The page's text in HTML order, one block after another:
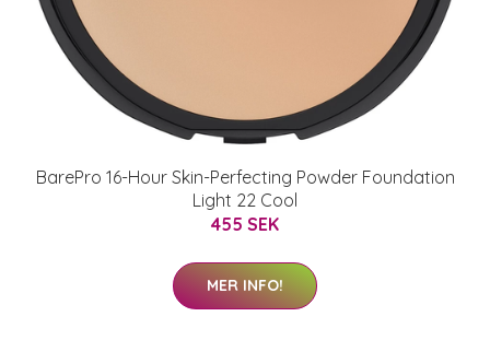
BarePro 16-Hour Skin-Perfecting Powder Foundation
Light 22 Cool
455 SEK
MER INFO!